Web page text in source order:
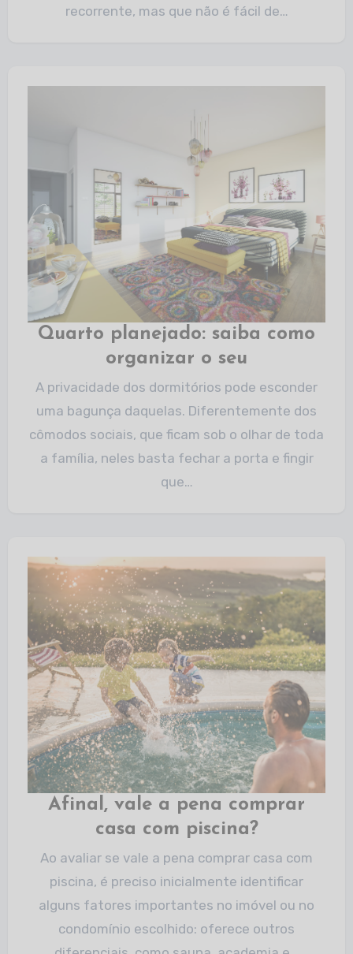
recorrente, mas que não é fácil de…
Quarto planejado: saiba como
organizar o seu
A privacidade dos dormitórios pode esconder
uma bagunça daquelas. Diferentemente dos
cômodos sociais, que ficam sob o olhar de toda
a família, neles basta fechar a porta e fingir
que…
Afinal, vale a pena comprar
casa com piscina?
Ao avaliar se vale a pena comprar casa com
piscina, é preciso inicialmente identificar
alguns fatores importantes no imóvel ou no
condomínio escolhido: oferece outros